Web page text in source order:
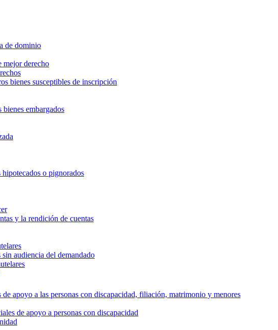
de dominio
mejor derecho
bienes susceptibles de inscripción
bienes embargados
o pignorados
y la rendición de cuentas
audiencia del demandado
apoyo a las personas con discapacidad, filiación, matrimonio y menores
de apoyo a personas con discapacidad